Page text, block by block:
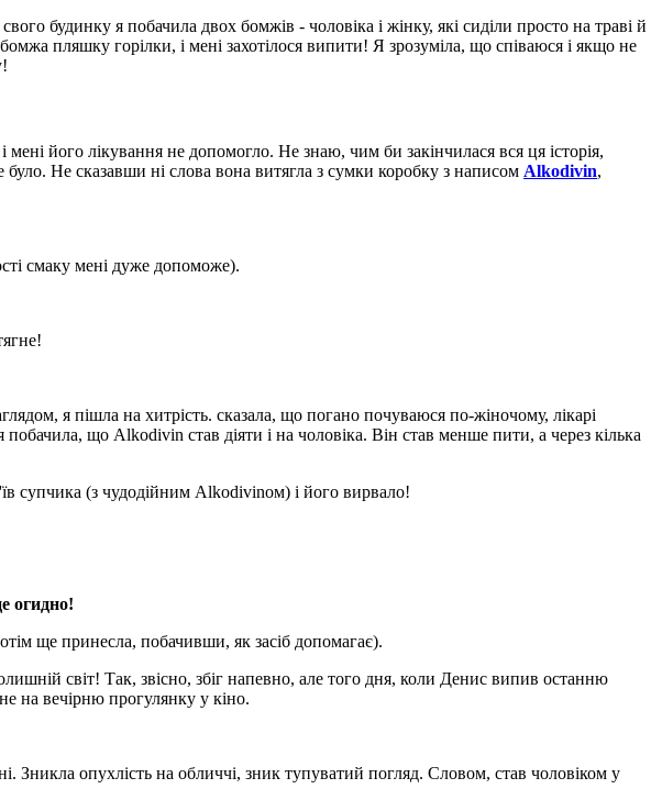
будинку я побачила двох бомжів - чоловіка і жінку, які сиділи просто на траві й
пляшку горілки, і мені захотілося випити! Я зрозуміла, що співаюся і якщо не
його лікування не допомогло. Не знаю, чим би закінчилася вся ця історія,
Не сказавши ні слова вона витягла з сумки коробку з написом Alkodivin,
смаку мені дуже допоможе).
я пішла на хитрість. сказала, що погано почуваюся по-жіночому, лікарі
що Alkodivin став діяти і на чоловіка. Він став менше пити, а через кілька
супчика (з чудодійним Alkodivinом) і його вирвало!
огидно!
ще принесла, побачивши, як засіб допомагає).
світ! Так, звісно, збіг напевно, але того дня, коли Денис випив останню
на вечірню прогулянку у кіно.
Зникла опухлість на обличчі, зник тупуватий погляд. Словом, став чоловіком у